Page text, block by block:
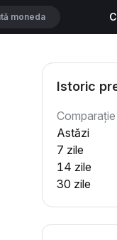
Istoric
Astăzi
7 zile
14 zile
30 zile